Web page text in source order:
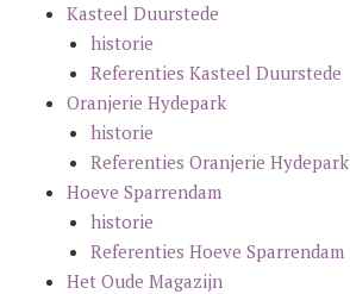
Kasteel Duurstede
historie
Referenties Kasteel Duurstede
Oranjerie Hydepark
historie
Referenties Oranjerie Hydepark
Hoeve Sparrendam
historie
Referenties Hoeve Sparrendam
Het Oude Magazijn